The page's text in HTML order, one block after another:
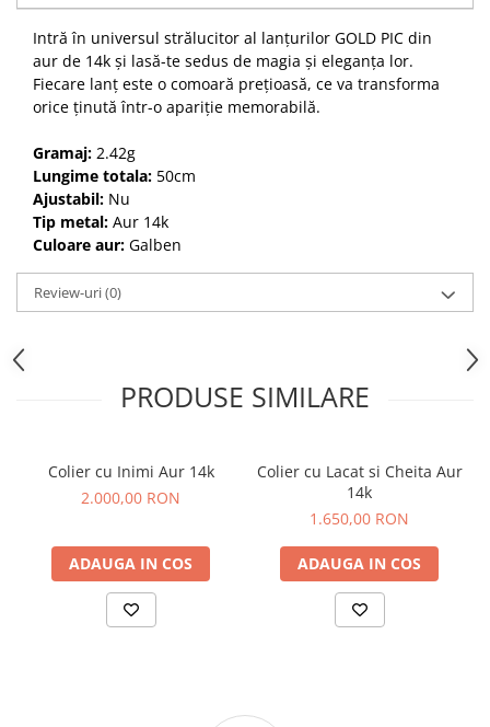
Intră în universul strălucitor al lanțurilor GOLD PIC din
aur de 14k și lasă-te sedus de magia și eleganța lor.
Fiecare lanț este o comoară prețioasă, ce va transforma
orice ținută într-o apariție memorabilă.
Gramaj: 2.42g
Lungime totala: 50cm
Ajustabil: Nu
Tip metal: Aur 14k
Culoare aur: Galben
Review-uri(0)
PRODUSE SIMILARE
Colier cu Inimi Aur 14k
2.000,00 RON
ADAUGA IN COS
Colier cu Lacat si Cheita Aur
14k
1.650,00 RON
ADAUGA IN COS